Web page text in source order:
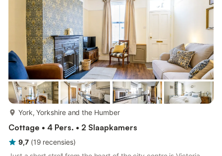
relax in the comfort of your own hideaway....
York, Yorkshire and the Humber
Cottage • 4 Pers. • 2 Slaapkamers
9,7 (19 recensies)